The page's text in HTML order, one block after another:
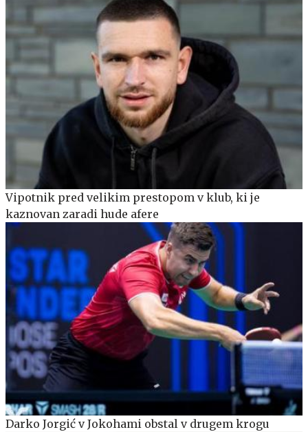
Vipotnik pred velikim prestopom v klub, ki je
kaznovan zaradi hude afere
Darko Jorgić v Jokohami obstal v drugem krogu